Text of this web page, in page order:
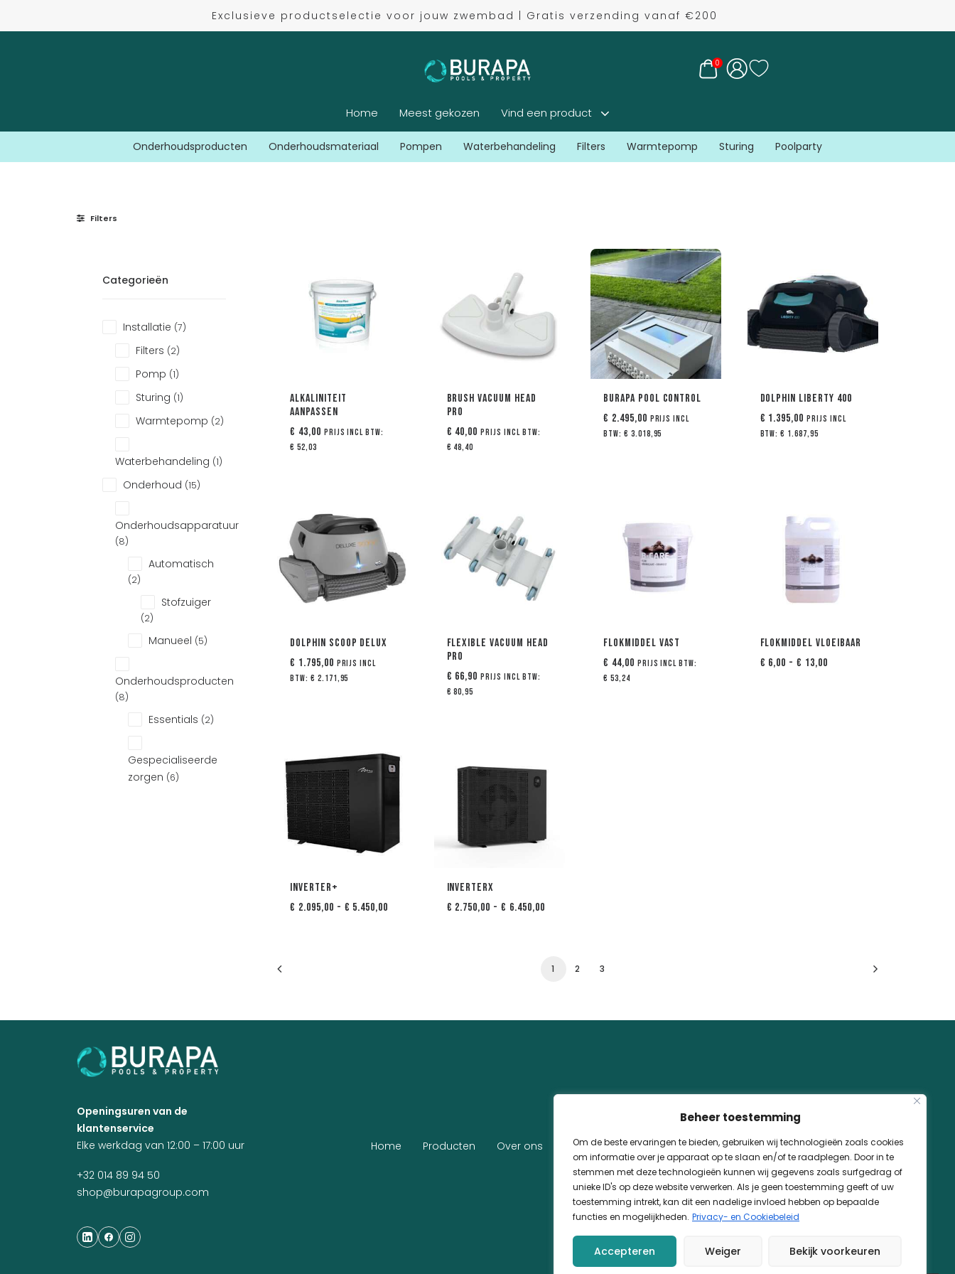
Beheer toestemming
Om de beste ervaringen te bieden, gebruiken wij technologieën zoals cookies
om informatie over je apparaat op te slaan en/of te raadplegen. Door in te
stemmen met deze technologieën kunnen wij gegevens zoals surfgedrag of
unieke ID's op deze website verwerken. Als je geen toestemming geeft of uw
toestemming intrekt, kan dit een nadelige invloed hebben op bepaalde
functies en mogelijkheden. Privacy- en Cookiebeleid
Bekijk voorkeuren
Weiger
Accepteren
Exclusieve productselectie voor jouw zwembad | Gratis verzending vanaf €200
0
Home Meest gekozen Vind een product
Onderhoudsproducten Onderhoudsmateriaal Pompen Waterbehandeling Filters Warmtepomp Sturing Poolparty
Filters
Categorieën
Installatie (7)
Filters (2)
Pomp (1)
Sturing (1)
Warmtepomp (2)
Waterbehandeling (1)
Onderhoud (15)
Onderhoudsapparatuur
(8)
Automatisch
(2)
Stofzuiger
(2)
Manueel (5)
Onderhoudsproducten
(8)
Essentials (2)
Gespecialiseerde
zorgen (6)
Alkaliniteit
aanpassen
€ 43,00 Prijs incl btw:
€ 52,03
Brush Vacuum Head
PRO
€ 40,00 Prijs incl btw:
€ 48,40
Burapa Pool Control
€ 2.495,00 Prijs incl
btw: € 3.018,95
Dolphin Liberty 400
€ 1.395,00 Prijs incl
btw:€ 1.687,95
Dolphin Scoop Delux
€ 1.795,00 Prijs incl
btw: € 2.171,95
Flexible Vacuum Head
PRO
€ 66,90 Prijs incl btw:
€ 80,95
Flokmiddel vast
€ 44,00 Prijs incl btw:
€ 53,24
Flokmiddel Vloeibaar
€ 6,00 - € 13,00Prijsklasse:
Inverter+
€ 2.095,00 - € 5.450,00
InverterX
€ 2.750,00 - € 6.450,00Prijsklasse:
1 2 3
Openingsuren van de
klantenservice
Elke werkdag van 12:00 – 17:00 uur
+32 014 89 94 50
shop@burapagroup.com
Home Producten Over ons Klantenservice Zwembadaanleg & renovatie